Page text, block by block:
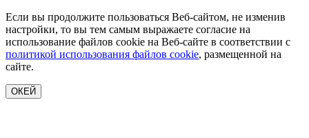
Если вы продолжите пользоваться Веб-сайтом, не изменив
настройки, то вы тем самым выражаете согласие на
использование файлов cookie на Веб-сайте в соответствии с
политикой использования файлов cookie, размещенной на
сайте.
ОКЕЙ